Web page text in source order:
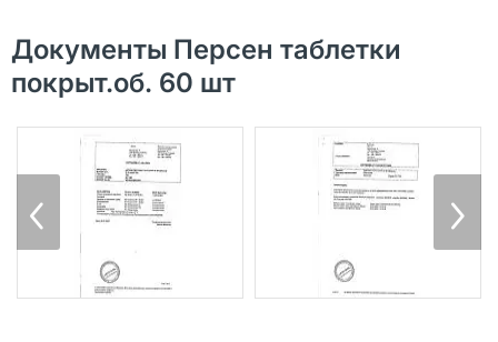
Документы Персен таблетки
покрыт.об. 60 шт